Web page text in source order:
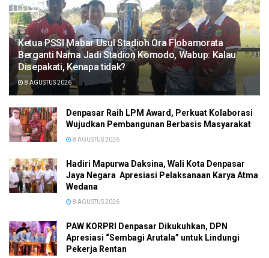
Ketua PSSI Mabar Usul Stadion Ora Flobamorata
Berganti Nama Jadi Stadion Komodo, Wabup: Kalau
Disepakati, Kenapa tidak?
8 AGUSTUS 2026
Denpasar Raih LPM Award, Perkuat Kolaborasi
Wujudkan Pembangunan Berbasis Masyarakat
8 AGUSTUS 2026
Hadiri Mapurwa Daksina, Wali Kota Denpasar
Jaya Negara Apresiasi Pelaksanaan Karya Atma
Wedana
8 AGUSTUS 2026
PAW KORPRI Denpasar Dikukuhkan, DPN
Apresiasi “Sembagi Arutala” untuk Lindungi
Pekerja Rentan